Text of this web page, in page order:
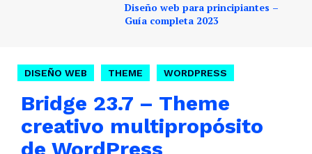
Diseño web para principiantes –
Guía completa 2023
DISEÑO WEB THEME WORDPRESS
Bridge 23.7 – Theme
creativo multipropósito
de WordPress